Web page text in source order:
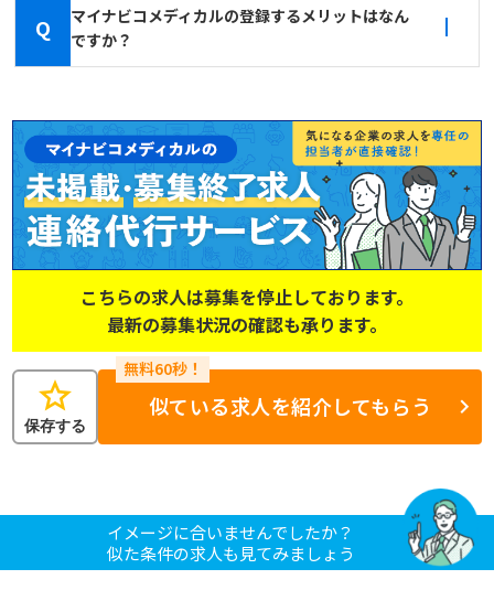
Q
マイナビコメディカルの登録するメリットはなん
ですか？
こちらの求人は募集を停止しております。
最新の募集状況の確認も承ります。
star
保存する
似ている求人を紹介してもらう
イメージに合いませんでしたか？
似た条件の求人も見てみましょう